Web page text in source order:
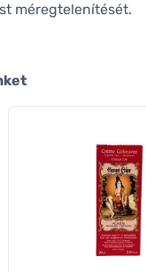
méregtelenítését.